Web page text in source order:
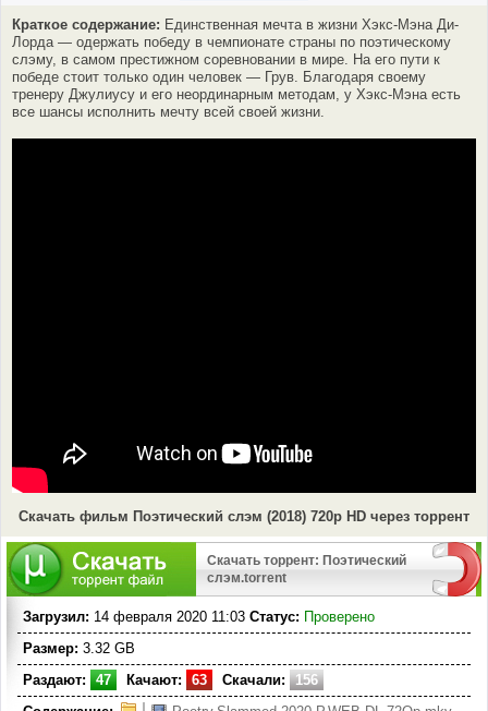
Краткое содержание: Единственная мечта в жизни Хэкс-Мэна Ди-
Лорда — одержать победу в чемпионате страны по поэтическому
слэму, в самом престижном соревновании в мире. На его пути к
победе стоит только один человек — Грув. Благодаря своему
тренеру Джулиусу и его неординарным методам, у Хэкс-Мэна есть
все шансы исполнить мечту всей своей жизни.
Скачать фильм Поэтический слэм (2018) 720p HD через торрент
Скачать торрент: Поэтический
слэм.torrent
Загрузил: 14 февраля 2020 11:03 Статус: Проверено
Размер: 3.32 GB
Раздают:
47 Качают: 63 Скачали:
156